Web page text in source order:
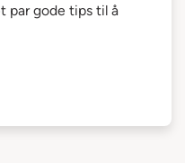
par gode tips til å